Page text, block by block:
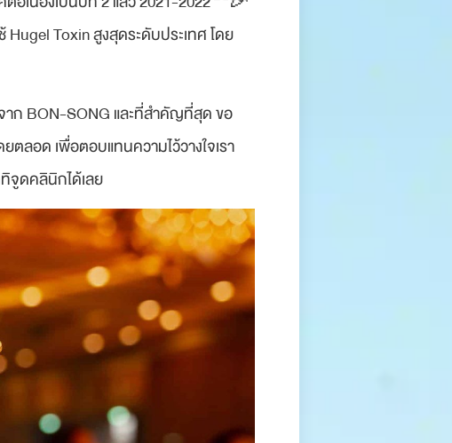
Toxin สูงสุดระดับประเทศ โดย
ก BON-SONG และที่สำคัญที่สุด ขอ
ลอด เพื่อตอบแทนความไว้วางใจเรา
จูดคลินิกได้เลย